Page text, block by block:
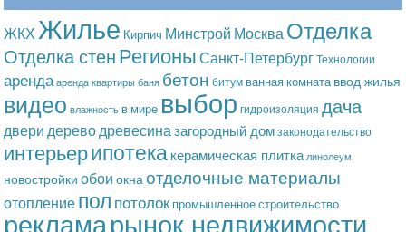
ЖКХ Жилье Кирпич Минстрой МоскваОтделка
Отделка стенРегионы Санкт-Петербург Технологии
аренда аренда квартиры баня бетон битум ванная комната ввод жилья
видео влажность в мире выбор гидроизоляция дача
двери дереводревесиназагородный дом законодательство
интерьерипотека керамическая плитка линолеум
новостройки обои окна отделочные материалы
отоплениепол потолок промышленное строительство
рекламарынок недвижимости